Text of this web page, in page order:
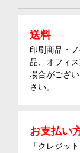
送料
印刷商品・
品、オフィ
場合がござ
さい。
お支払い
「クレジッ